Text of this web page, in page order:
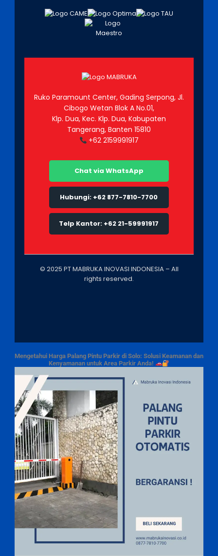
Ruko Paramount Center, Gading Serpong, Jl.
Cibogo Wetan Blok A No.01,
Klp. Dua, Kec. Klp. Dua, Kabupaten
Tangerang, Banten 15810
+62 2159991917
Chat via WhatsApp
Hubungi: +62 877-7810-7700
Telp Kantor: +62 21-59991917
© 2025 PT MABRUKA INOVASI INDONESIA – All
rights reserved.
Mengetahui Harga Palang Pintu Parkir di Solo: Solusi Keamanan dan
Kenyamanan untuk Area Parkir Anda!